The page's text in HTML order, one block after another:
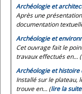
Archéologie et
Après une
documentation
Archéologie et
Cet ouvrage fait le
travaux effectués en... (
Archéologie et histoire
Installé sur le plateau,
trouve en... (lire la